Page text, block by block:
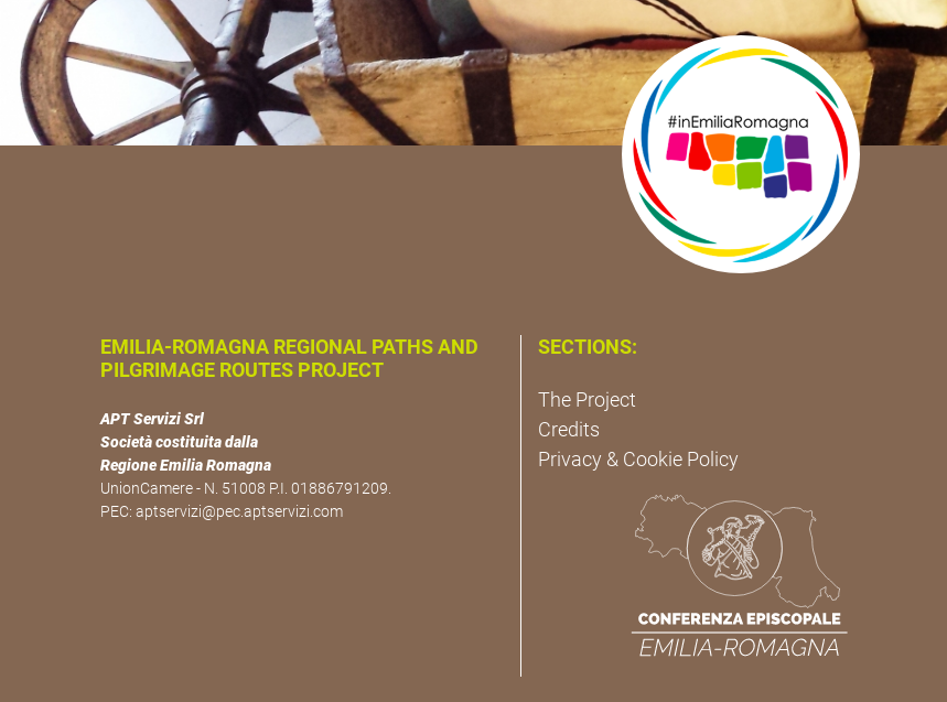
EMILIA-ROMAGNA REGIONAL PATHS AND
PILGRIMAGE ROUTES PROJECT
APT Servizi Srl
Società costituita dalla
Regione Emilia Romagna
UnionCamere - N. 51008 P.I. 01886791209.
PEC: aptservizi@pec.aptservizi.com
SECTIONS:
The Project
Credits
Privacy & Cookie Policy